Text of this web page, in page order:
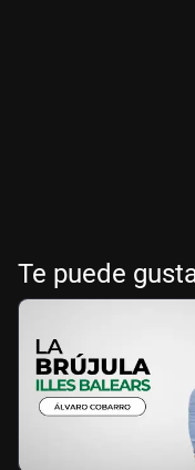
Te puede